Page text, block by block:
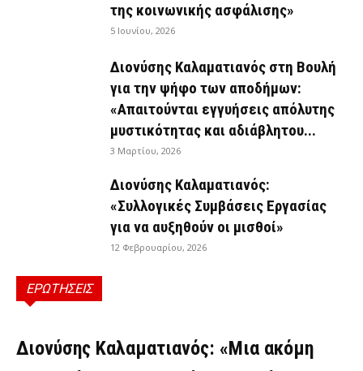
της κοινωνικής ασφάλισης»
5 Ιουνίου, 2026
Διονύσης Καλαματιανός στη Βουλή
για την ψήφο των αποδήμων:
«Απαιτούνται εγγυήσεις απόλυτης
μυστικότητας και αδιάβλητου...
3 Μαρτίου, 2026
Διονύσης Καλαματιανός:
«Συλλογικές Συμβάσεις Εργασίας
για να αυξηθούν οι μισθοί»
12 Φεβρουαρίου, 2026
ΕΡΩΤΗΣΕΙΣ
ΕΡΩΤΉΣΕΙΣ
Διονύσης Καλαματιανός: «Μια ακόμη